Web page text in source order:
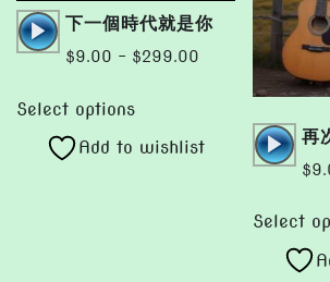
Audio
Player
下一個時代就是你
$9.00 – $299.00
$299.00
Select options
product
has
Add to wishlist
Audio
Player
再
$
Select